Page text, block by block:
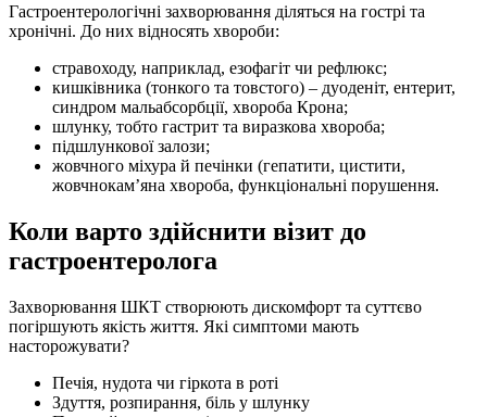
Гастроентерологічні захворювання діляться на гострі та
хронічні. До них відносять хвороби:
стравоходу, наприклад, езофагіт чи рефлюкс;
кишківника (тонкого та товстого) – дуоденіт, ентерит,
синдром мальабсорбції, хвороба Крона;
шлунку, тобто гастрит та виразкова хвороба;
підшлункової залози;
жовчного міхура й печінки (гепатити, цистити,
жовчнокам’яна хвороба, функціональні порушення.
Коли варто здійснити візит до
гастроентеролога
Захворювання ШКТ створюють дискомфорт та суттєво
погіршують якість життя. Які симптоми мають
насторожувати?
Печія, нудота чи гіркота в роті
Здуття, розпирання, біль у шлунку